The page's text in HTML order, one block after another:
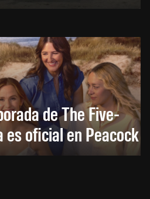
de The Five-
es oficial en Peacock